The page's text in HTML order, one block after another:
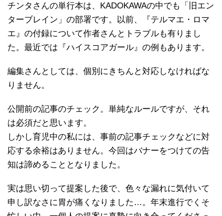
チンタさんの単行本は、KADOKAWAの中でも「旧エン
ターブレイン」の部署です。以前、『テルマエ・ロマ
エ』の付録について作者さんとトラブルも有りまし
た。最近では『ハイスコアガール』の例もあります。
編集さんとしては、個別にきちんと対応しなければな
りません。
公開前の記事のチェック。単純なルールですが、それ
は必須だと思います。
しかし育児中の私には、事前の記事チェックなどに対
応する余裕はありません。今回はバナーをつけての告
知は諦めることとなりました。
実は思い切って提案した後で、色々な漏れに気付いて
申し訳なさに胃が痛くなりました…。年末進行でくそ